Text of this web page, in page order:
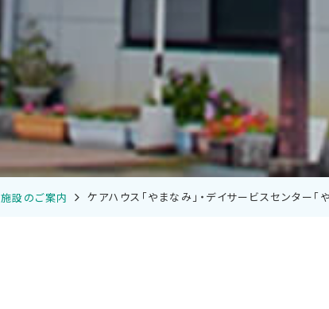
施設のご案内 ケアハウス「やまなみ」・デイサービスセンター「